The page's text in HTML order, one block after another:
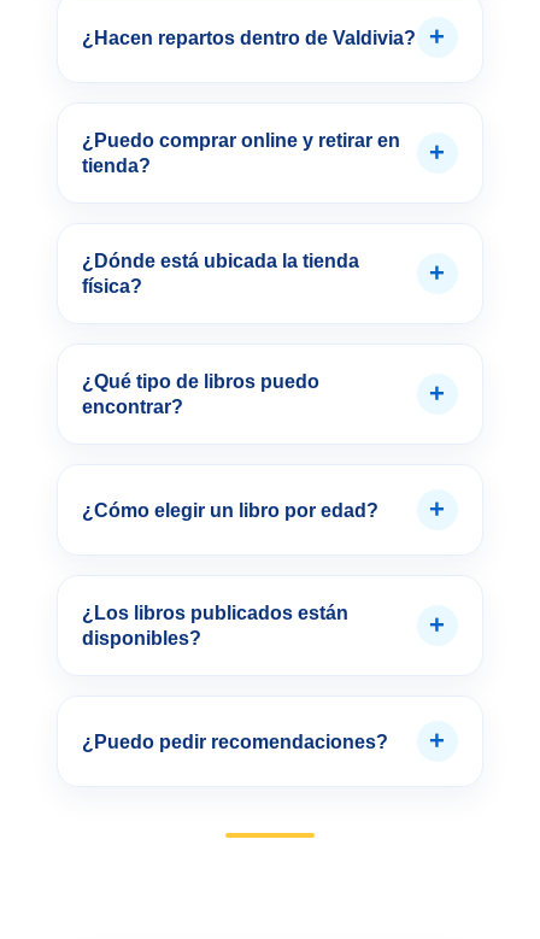
¿Hacen repartos dentro de Valdivia? +
¿Puedo comprar online y retirar en
tienda?
+
¿Dónde está ubicada la tienda
física?
+
¿Qué tipo de libros puedo
encontrar?
+
¿Cómo elegir un libro por edad? +
¿Los libros publicados están
disponibles?
+
¿Puedo pedir recomendaciones? +